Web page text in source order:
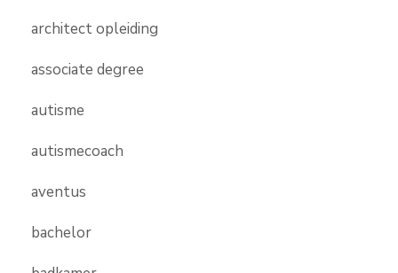
architect opleiding
associate degree
autisme
autismecoach
aventus
bachelor